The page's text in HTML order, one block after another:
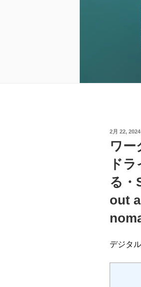
投
日:
2月 22, 2024
ワー
ド
る
out
デジタ